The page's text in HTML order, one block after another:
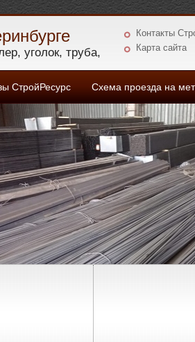
уголок, труба,
Контакты
Карта сайта
СтройРесурс Схема проезда на